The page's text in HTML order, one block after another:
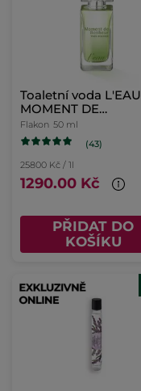
Toaletní voda L'EAU
MOMENT DE
BONHEUR
Flakon 50 ml
(43)
25800 Kč / 1l
1290.00 Kč
PŘIDAT DO
KOŠÍKU